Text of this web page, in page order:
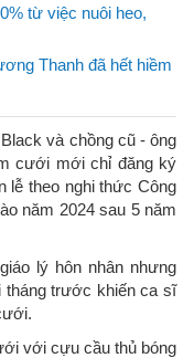
từ việc nuôi heo,
Thanh đã hết hiềm
và chồng cũ - ông
cưới mới chỉ đăng ký
lễ theo nghi thức Công
năm 2024 sau 5 năm
lý hôn nhân nhưng
tháng trước khiến ca sĩ